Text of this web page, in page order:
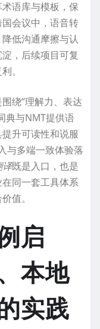
语库与模板，保
会议中，语音转
低沟通摩擦与认
，后续项目可复
。
绕“理解力、表达
典与NMT提供语
升可读性和说服
与多端一致体验落
译既是入口，也是
同一套工具体系
值。
启
本地
实践